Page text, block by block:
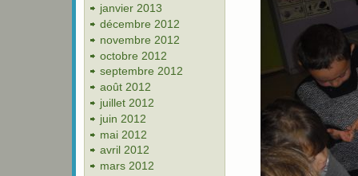
janvier 2013
décembre 2012
novembre 2012
octobre 2012
septembre 2012
août 2012
juillet 2012
juin 2012
mai 2012
avril 2012
mars 2012